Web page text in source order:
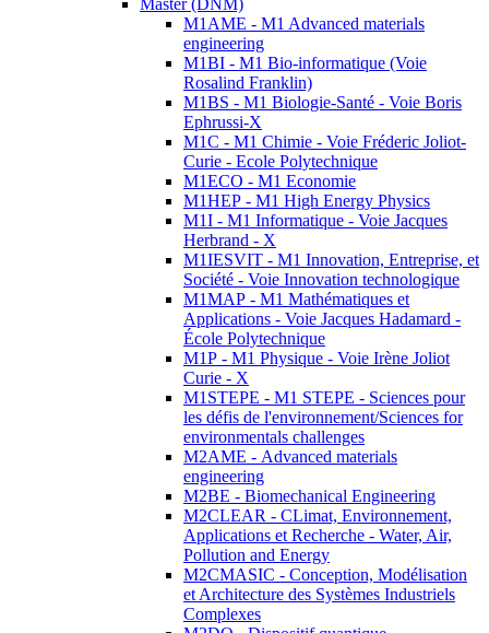
Master (DNM)
M1AME - M1 Advanced materials
engineering
M1BI - M1 Bio-informatique (Voie
Rosalind Franklin)
M1BS - M1 Biologie-Santé - Voie Boris
Ephrussi-X
M1C - M1 Chimie - Voie Fréderic Joliot-
Curie - Ecole Polytechnique
M1ECO - M1 Economie
M1HEP - M1 High Energy Physics
M1I - M1 Informatique - Voie Jacques
Herbrand - X
M1IESVIT - M1 Innovation, Entreprise, et
Société - Voie Innovation technologique
M1MAP - M1 Mathématiques et
Applications - Voie Jacques Hadamard -
École Polytechnique
M1P - M1 Physique - Voie Irène Joliot
Curie - X
M1STEPE - M1 STEPE - Sciences pour
les défis de l'environnement/Sciences for
environmentals challenges
M2AME - Advanced materials
engineering
M2BE - Biomechanical Engineering
M2CLEAR - CLimat, Environnement,
Applications et Recherche - Water, Air,
Pollution and Energy
M2CMASIC - Conception, Modélisation
et Architecture des Systèmes Industriels
Complexes